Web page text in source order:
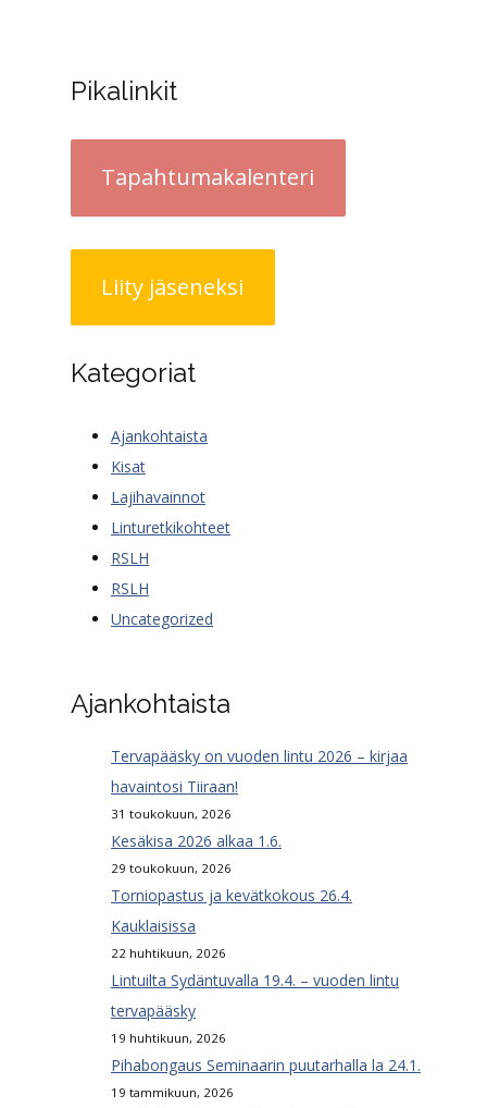
Pikalinkit
Tapahtumakalenteri
Liity jäseneksi
Kategoriat
Ajankohtaista
Kisat
Lajihavainnot
Linturetkikohteet
RSLH
RSLH
Uncategorized
Ajankohtaista
Tervapääsky on vuoden lintu 2026 – kirjaa
havaintosi Tiiraan!
31 toukokuun, 2026
Kesäkisa 2026 alkaa 1.6.
29 toukokuun, 2026
Torniopastus ja kevätkokous 26.4.
Kauklaisissa
22 huhtikuun, 2026
Lintuilta Sydäntuvalla 19.4. – vuoden lintu
tervapääsky
19 huhtikuun, 2026
Pihabongaus Seminaarin puutarhalla la 24.1.
19 tammikuun, 2026